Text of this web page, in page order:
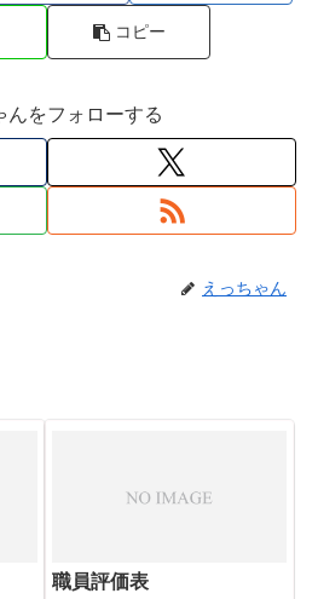
コピー
んをフォローする
えっちゃん
職員評価表